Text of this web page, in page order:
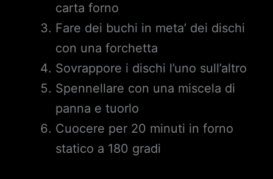
carta forno
Fare dei buchi in meta’ dei dischi
con una forchetta
Sovrappore i dischi l’uno sull’altro
Spennellare con una miscela di
panna e tuorlo
Cuocere per 20 minuti in forno
statico a 180 gradi